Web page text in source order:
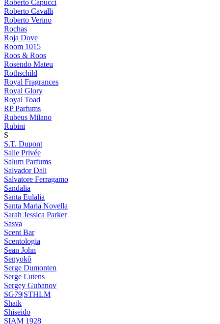
Roberto Capucci
Roberto Cavalli
Roberto Verino
Rochas
Roja Dove
Room 1015
Roos & Roos
Rosendo Mateu
Rothschild
Royal Fragrances
Royal Glory
Royal Toad
RP Parfums
Rubeus Milano
Rubini
S
S.T. Dupont
Salle Privée
Salum Parfums
Salvador Dali
Salvatore Ferragamo
Sandalia
Santa Eulalia
Santa Maria Novella
Sarah Jessica Parker
Sasva
Scent Bar
Scentologia
Sean John
Senyokô
Serge Dumonten
Serge Lutens
Sergey Gubanov
SG79|STHLM
Shaik
Shiseido
SIAM 1928